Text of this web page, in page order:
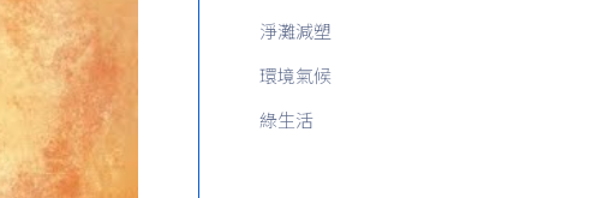
淨灘減塑
環境氣候
綠生活